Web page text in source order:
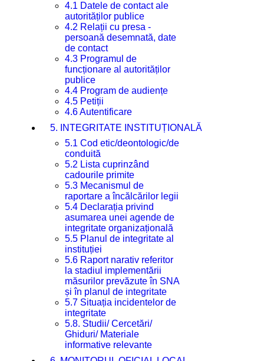
4.1 Datele de contact ale
autorităților publice
4.2 Relații cu presa -
persoană desemnată, date
de contact
4.3 Programul de
funcționare al autorităților
publice
4.4 Program de audiențe
4.5 Petiții
4.6 Autentificare
5. INTEGRITATE INSTITUȚIONALĂ
5.1 Cod etic/deontologic/de
conduită
5.2 Lista cuprinzând
cadourile primite
5.3 Mecanismul de
raportare a încălcărilor legii
5.4 Declarația privind
asumarea unei agende de
integritate organizațională
5.5 Planul de integritate al
instituției
5.6 Raport narativ referitor
la stadiul implementării
măsurilor prevăzute în SNA
și în planul de integritate
5.7 Situația incidentelor de
integritate
5.8. Studii/ Cercetări/
Ghiduri/ Materiale
informative relevante